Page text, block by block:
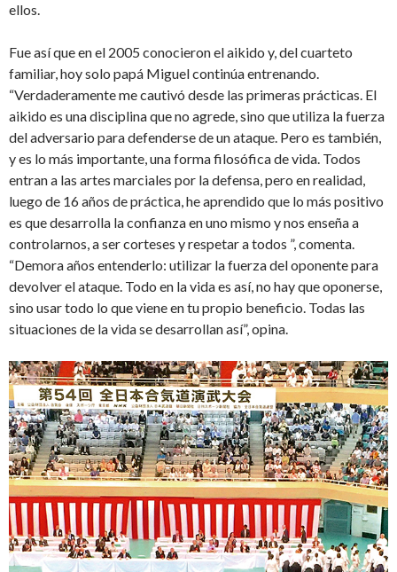
ellos.
Fue así que en el 2005 conocieron el aikido y, del cuarteto
familiar, hoy solo papá Miguel continúa entrenando.
“Verdaderamente me cautivó desde las primeras prácticas. El
aikido es una disciplina que no agrede, sino que utiliza la fuerza
del adversario para defenderse de un ataque. Pero es también,
y es lo más importante, una forma filosófica de vida. Todos
entran a las artes marciales por la defensa, pero en realidad,
luego de 16 años de práctica, he aprendido que lo más positivo
es que desarrolla la confianza en uno mismo y nos enseña a
controlarnos, a ser corteses y respetar a todos ”, comenta.
“Demora años entenderlo: utilizar la fuerza del oponente para
devolver el ataque. Todo en la vida es así, no hay que oponerse,
sino usar todo lo que viene en tu propio beneficio. Todas las
situaciones de la vida se desarrollan así”, opina.